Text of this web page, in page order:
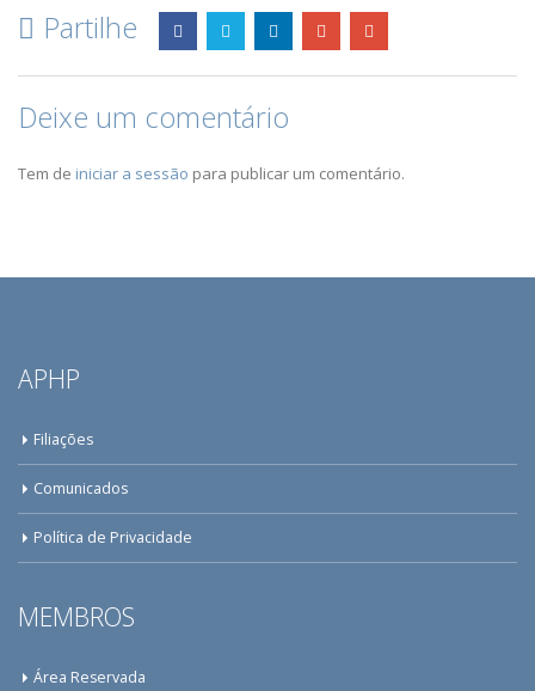
Partilhe
Deixe um comentário
Tem de iniciar a sessão para publicar um comentário.
APHP
Filiações
Comunicados
Política de Privacidade
MEMBROS
Área Reservada